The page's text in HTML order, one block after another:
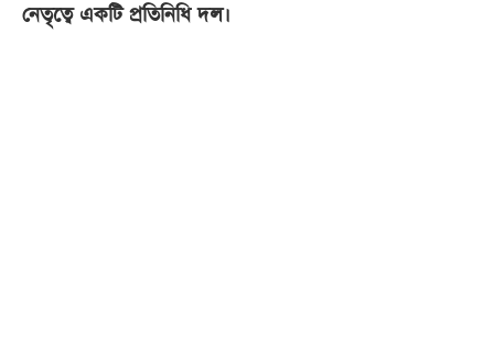
নেতৃত্বে একটি প্রতিনিধি দল।